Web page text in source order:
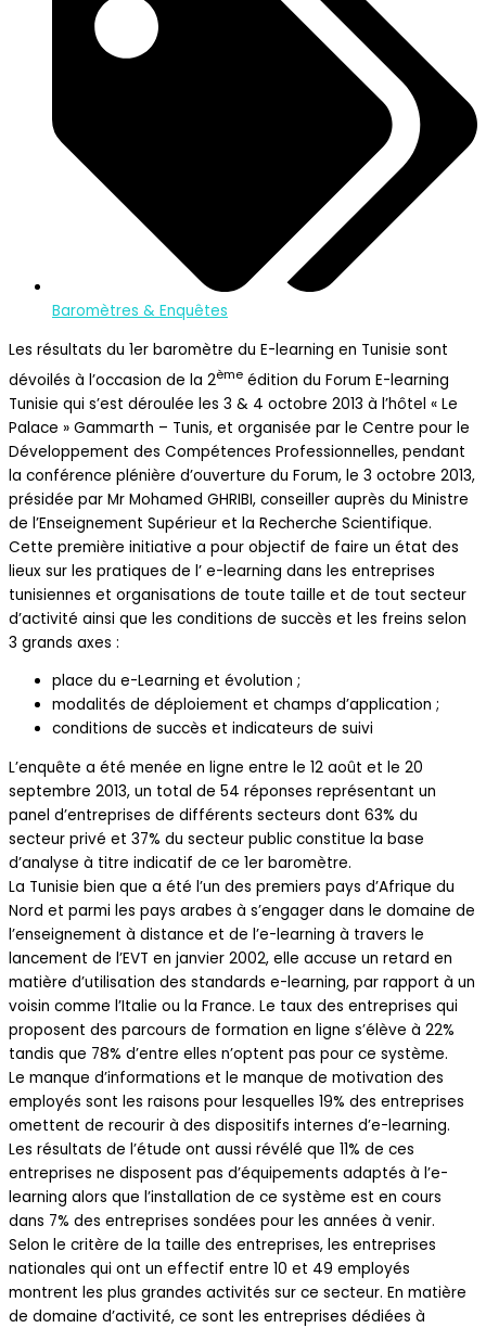
Baromètres & Enquêtes
Les résultats du 1er baromètre du E-learning en Tunisie sont
dévoilés à l’occasion de la 2ème édition du Forum E-learning
Tunisie qui s’est déroulée les 3 & 4 octobre 2013 à l’hôtel « Le
Palace » Gammarth – Tunis, et organisée par le Centre pour le
Développement des Compétences Professionnelles, pendant
la conférence plénière d’ouverture du Forum, le 3 octobre 2013,
présidée par Mr Mohamed GHRIBI, conseiller auprès du Ministre
de l’Enseignement Supérieur et la Recherche Scientifique.
Cette première initiative a pour objectif de faire un état des
lieux sur les pratiques de l’ e-learning dans les entreprises
tunisiennes et organisations de toute taille et de tout secteur
d’activité ainsi que les conditions de succès et les freins selon
3 grands axes :
place du e-Learning et évolution ;
modalités de déploiement et champs d’application ;
conditions de succès et indicateurs de suivi
L’enquête a été menée en ligne entre le 12 août et le 20
septembre 2013, un total de 54 réponses représentant un
panel d’entreprises de différents secteurs dont 63% du
secteur privé et 37% du secteur public constitue la base
d’analyse à titre indicatif de ce 1er baromètre.
La Tunisie bien que a été l’un des premiers pays d’Afrique du
Nord et parmi les pays arabes à s’engager dans le domaine de
l’enseignement à distance et de l’e-learning à travers le
lancement de l’EVT en janvier 2002, elle accuse un retard en
matière d’utilisation des standards e-learning, par rapport à un
voisin comme l’Italie ou la France. Le taux des entreprises qui
proposent des parcours de formation en ligne s’élève à 22%
tandis que 78% d’entre elles n’optent pas pour ce système.
Le manque d’informations et le manque de motivation des
employés sont les raisons pour lesquelles 19% des entreprises
omettent de recourir à des dispositifs internes d’e-learning.
Les résultats de l’étude ont aussi révélé que 11% de ces
entreprises ne disposent pas d’équipements adaptés à l’e-
learning alors que l’installation de ce système est en cours
dans 7% des entreprises sondées pour les années à venir.
Selon le critère de la taille des entreprises, les entreprises
nationales qui ont un effectif entre 10 et 49 employés
montrent les plus grandes activités sur ce secteur. En matière
de domaine d’activité, ce sont les entreprises dédiées à